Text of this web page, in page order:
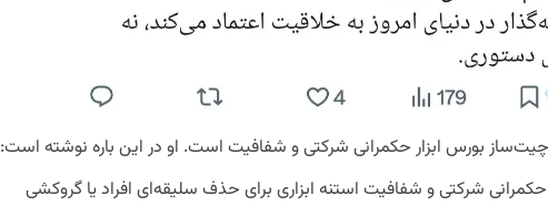
بورس ابزار حکمرانی شرکتی و شفافیت است. او در این باره نوشته است:
حکمرانی شرکتی و شفافیت استنه ابزاری برای حذف سلیقه‌ای افراد یا گروکشی